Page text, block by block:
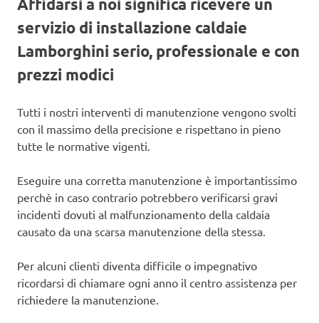
servizio di installazione caldaie
Lamborghini serio, professionale e con
prezzi modici
Tutti i nostri interventi di manutenzione vengono svolti
con il massimo della precisione e rispettano in pieno
tutte le normative vigenti.
Eseguire una corretta manutenzione è importantissimo
perchè in caso contrario potrebbero verificarsi gravi
incidenti dovuti al malfunzionamento della caldaia
causato da una scarsa manutenzione della stessa.
Per alcuni clienti diventa difficile o impegnativo
ricordarsi di chiamare ogni anno il centro assistenza per
richiedere la manutenzione.